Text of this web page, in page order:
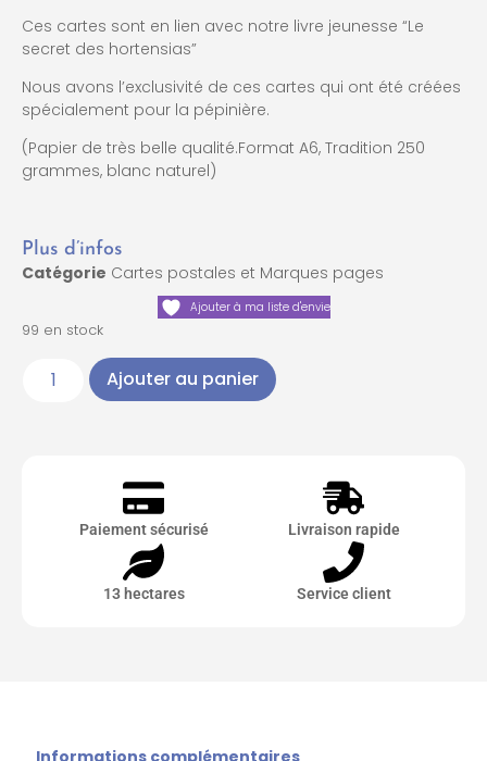
Ces cartes sont en lien avec notre livre jeunesse “Le
secret des hortensias”
Nous avons l’exclusivité de ces cartes qui ont été créées
spécialement pour la pépinière.
(Papier de très belle qualité.Format A6, Tradition 250
grammes, blanc naturel)
Plus d’infos
Catégorie Cartes postales et Marques pages
Ajouter à ma liste d'envie
99 en stock
Ajouter au panier
Paiement sécurisé Livraison rapide
13 hectares Service client
Informations complémentaires